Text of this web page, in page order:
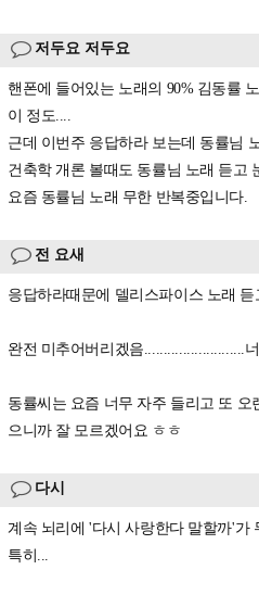
저두요 저두요
핸폰에 들어있는 노래의 90% 김동률
이 정도....
근데 이번주 응답하라 보는데 동률님
건축학 개론 볼때도 동률님 노래 듣고
요즘 동률님 노래 무한 반복중입니다.
전 요새
응답하라때문에 델리스파이스 노래 듣
완전 미추어버리겠음..........................
동률씨는 요즘 너무 자주 들리고 또
으니까 잘 모르겠어요 ㅎㅎ
다시
계속 뇌리에 '다시 사랑한다 말할까'가
특히...